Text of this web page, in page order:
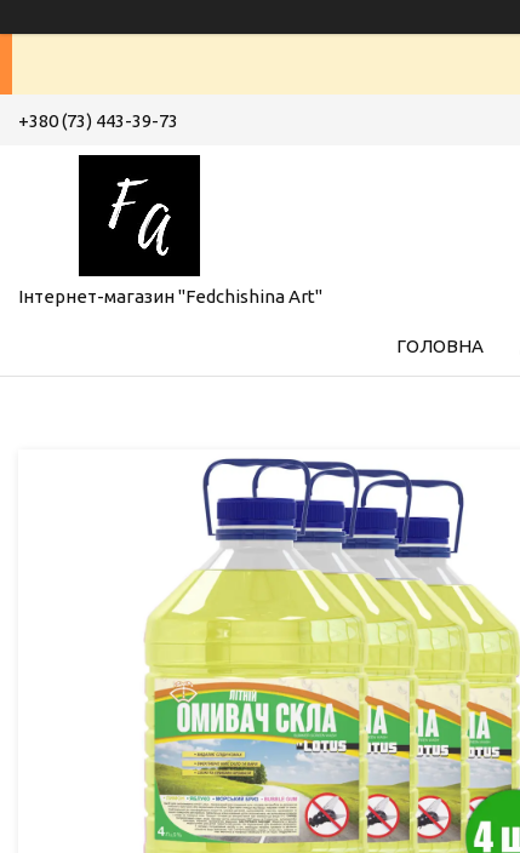
+380 (73) 443-39-73
Інтернет-магазин "Fedchishina Art"
ГОЛОВНА